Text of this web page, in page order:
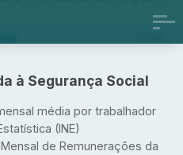
à Segurança Social
média por trabalhador
(INE)
de Remunerações da